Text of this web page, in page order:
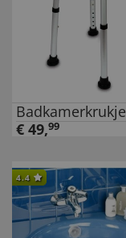
Badkamerkrukje
€ 49,99
4.4